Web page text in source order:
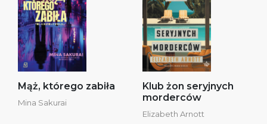
Mąż, którego zabiła
Mina Sakurai
Klub żon seryjnych
morderców
Elizabeth Arnott